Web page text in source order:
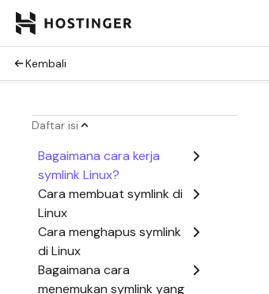
Kembali
Daftar isi
Bagaimana cara kerja
symlink Linux?
Cara membuat symlink di
Linux
Cara menghapus symlink
di Linux
Bagaimana cara
menemukan symlink yang